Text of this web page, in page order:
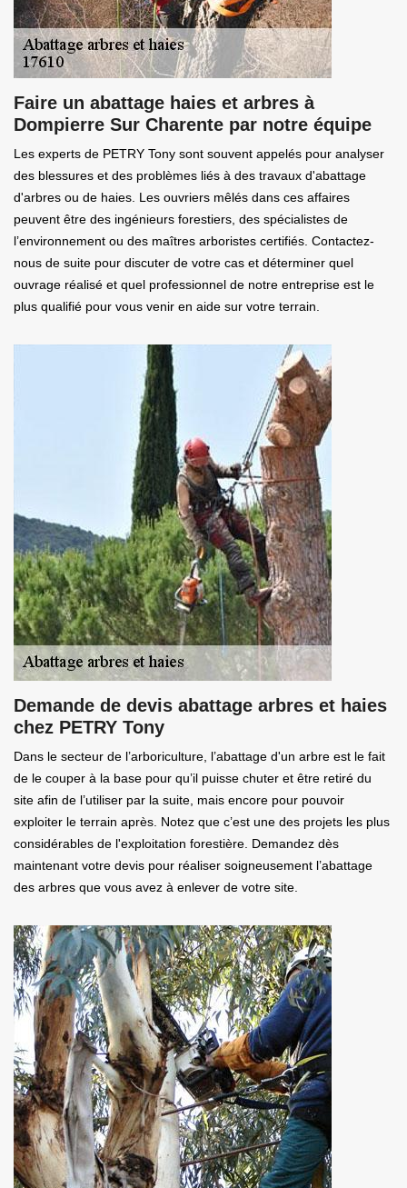
Faire un abattage haies et arbres à
Dompierre Sur Charente par notre équipe
Les experts de PETRY Tony sont souvent appelés pour analyser
des blessures et des problèmes liés à des travaux d'abattage
d'arbres ou de haies. Les ouvriers mêlés dans ces affaires
peuvent être des ingénieurs forestiers, des spécialistes de
l’environnement ou des maîtres arboristes certifiés. Contactez-
nous de suite pour discuter de votre cas et déterminer quel
ouvrage réalisé et quel professionnel de notre entreprise est le
plus qualifié pour vous venir en aide sur votre terrain.
Demande de devis abattage arbres et haies
chez PETRY Tony
Dans le secteur de l’arboriculture, l’abattage d'un arbre est le fait
de le couper à la base pour qu’il puisse chuter et être retiré du
site afin de l’utiliser par la suite, mais encore pour pouvoir
exploiter le terrain après. Notez que c’est une des projets les plus
considérables de l'exploitation forestière. Demandez dès
maintenant votre devis pour réaliser soigneusement l’abattage
des arbres que vous avez à enlever de votre site.